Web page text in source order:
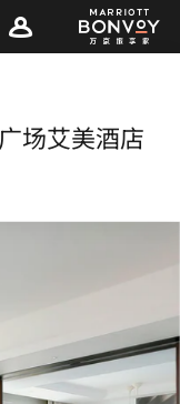
场艾美酒店